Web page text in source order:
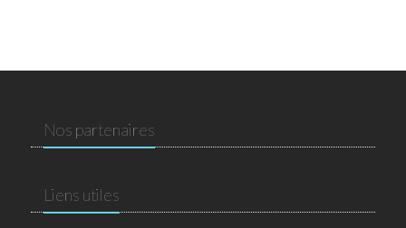
Nos partenaires
Liens utiles